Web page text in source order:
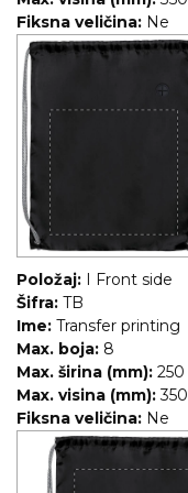
RADNA OPREMA
Fiksna veličina: Ne
Položaj:
I Front side
Šifra: TB
Ime: Transfer printing
Max. boja: 8
Max. širina (mm): 250
Max. visina (mm): 350
Fiksna veličina: Ne